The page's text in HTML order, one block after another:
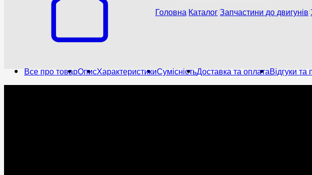
Головна КаталогЗапчастини до двигунів
Все про товарОписХарактеристикиСумісністьДоставка та оплатаВідгуки та